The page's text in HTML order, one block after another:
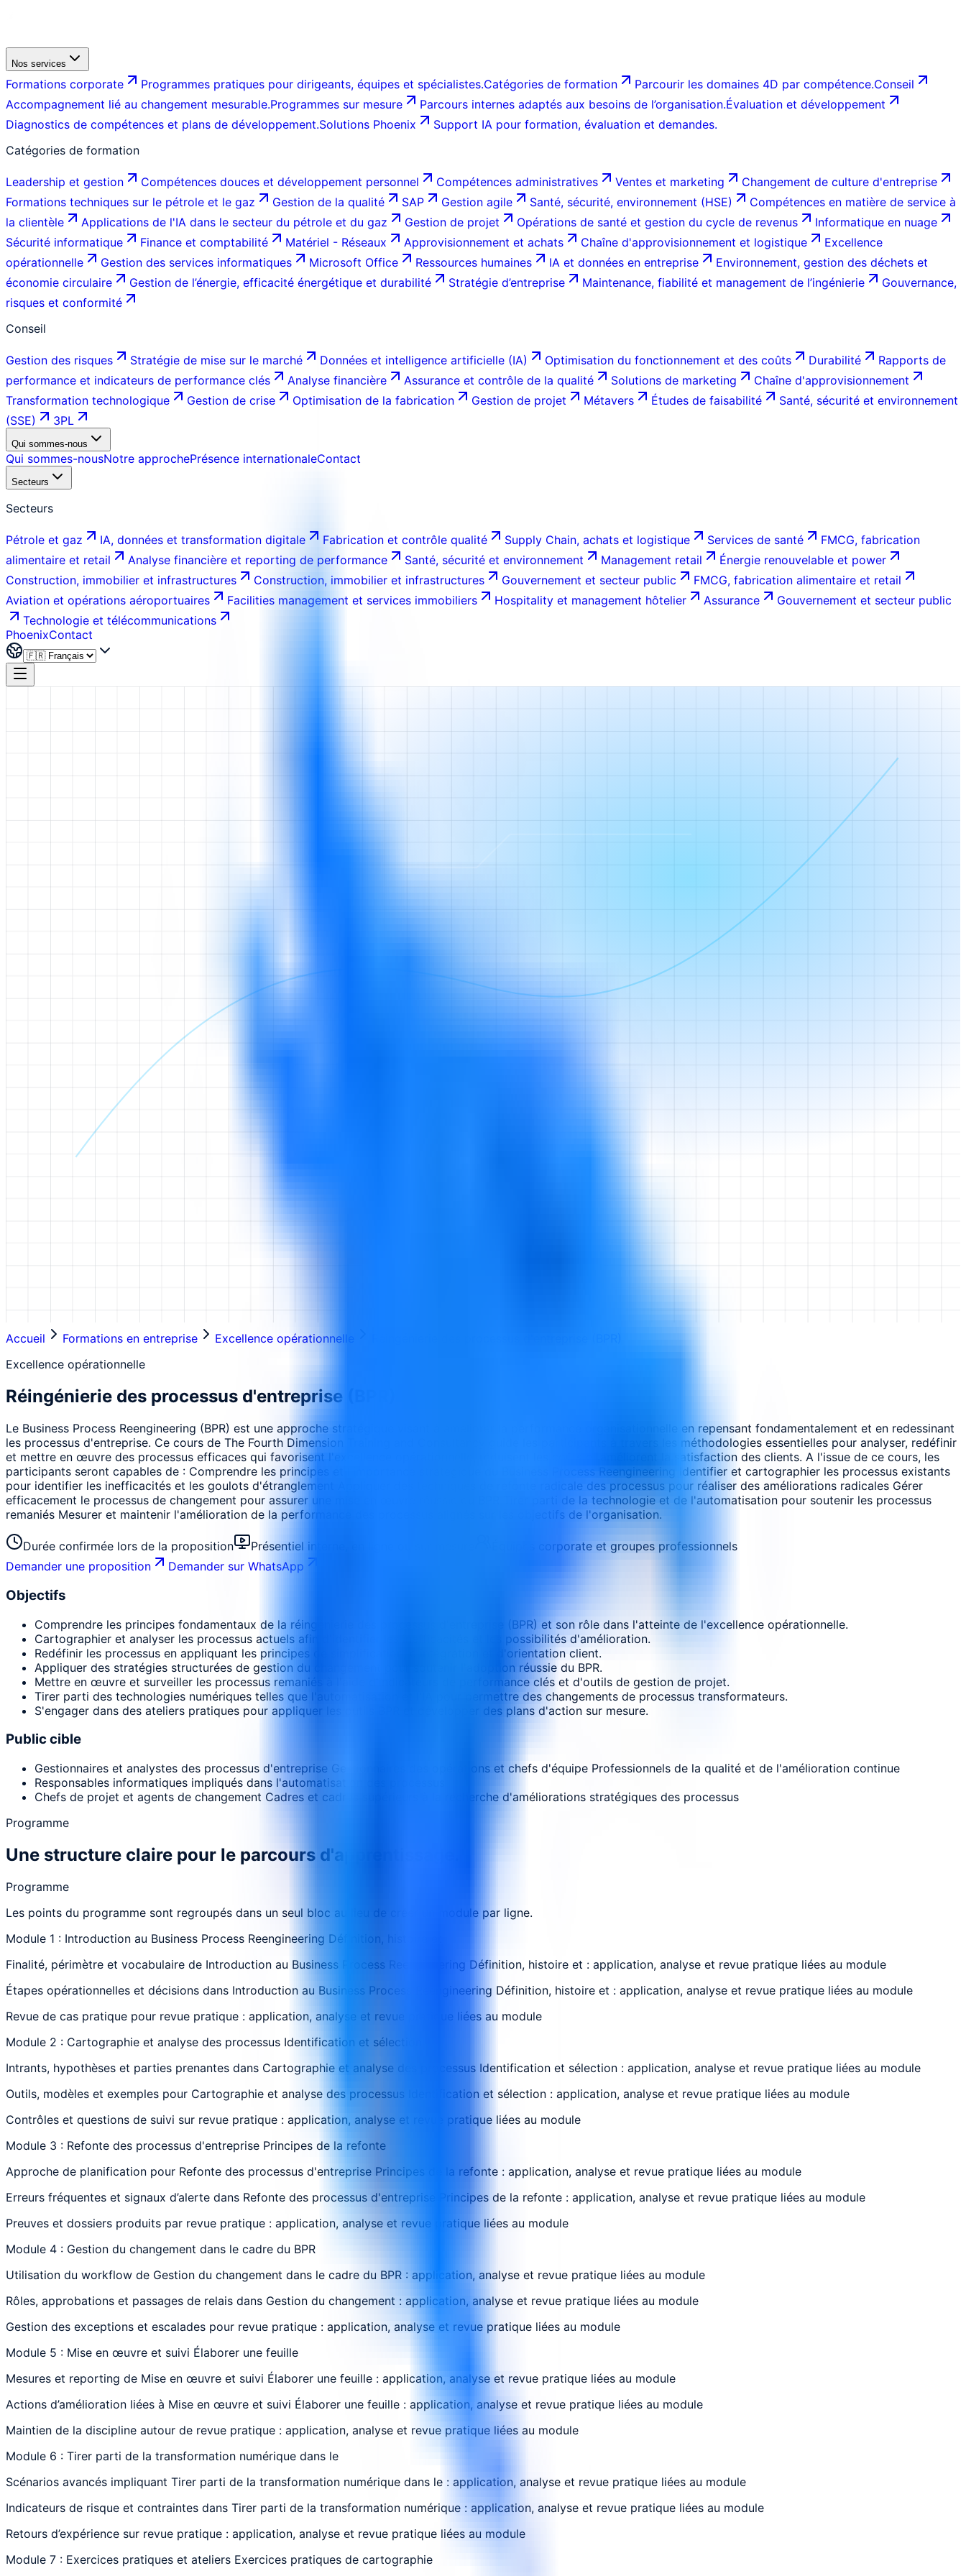
Nos services
Formations corporate Programmes pratiques pour dirigeants, équipes et spécialistes.Catégories de formation Parcourir les domaines 4D par compétence.Conseil
Accompagnement lié au changement mesurable.Programmes sur mesure Parcours internes adaptés aux besoins de l’organisation.Évaluation et développement
Diagnostics de compétences et plans de développement.Solutions Phoenix
Support IA pour formation, évaluation et demandes.
Catégories de formation
Leadership et gestion Compétences douces et développement personnel Compétences administratives Ventes et marketing
Changement de culture d'entreprise
Formations techniques sur le pétrole et le gaz
Gestion de la qualité SAP Gestion agile Santé, sécurité, environnement (HSE)
Compétences en matière de service à
la clientèle
Applications de l'IA dans le secteur du pétrole et du gaz Gestion de projet Opérations de santé et gestion du cycle de revenus
Informatique en nuage
Sécurité informatique
Finance et comptabilité Matériel - Réseaux Approvisionnement et achats Chaîne d'approvisionnement et logistique
Excellence
opérationnelle
Gestion des services informatiques Microsoft Office Ressources humaines IA et données en entreprise
Environnement, gestion des déchets et
économie circulaire
Gestion de l’énergie, efficacité énergétique et durabilité Stratégie d’entreprise Maintenance, fiabilité et management de l’ingénierie
Gouvernance,
risques et conformité
Conseil
Gestion des risques Stratégie de mise sur le marché Données et intelligence artificielle (IA) Optimisation du fonctionnement et des coûts Durabilité
Rapports de
performance et indicateurs de performance clés
Analyse financière Assurance et contrôle de la qualité Solutions de marketing
Chaîne d'approvisionnement
Transformation technologique
Gestion de crise Optimisation de la fabrication Gestion de projet Métavers Études de faisabilité
Santé, sécurité et environnement
(SSE)
3PL
Qui sommes-nous
Qui sommes-nousNotre approchePrésence internationaleContact
Secteurs
Secteurs
Pétrole et gaz IA, données et transformation digitale Fabrication et contrôle qualité Supply Chain, achats et logistique Services de santé
FMCG, fabrication
alimentaire et retail
Analyse financière et reporting de performance Santé, sécurité et environnement Management retail
Énergie renouvelable et power
Construction, immobilier et infrastructures
Construction, immobilier et infrastructures Gouvernement et secteur public
FMCG, fabrication alimentaire et retail
Aviation et opérations aéroportuaires
Facilities management et services immobiliers Hospitality et management hôtelier Assurance
Gouvernement et secteur public
Technologie et télécommunications
PhoenixContact
Accueil Formations en entreprise Excellence opérationnelle
Excellence opérationnelle
Réingénierie des processus d'entreprise (BPR)
Le Business Process Reengineering (BPR) est une approche stratégique visant à améliorer la performance organisationnelle en repensant fondamentalement et en redessinant
les processus d'entreprise. Ce cours de The Fourth Dimension Training and Consultancy guide les participants à travers les méthodologies essentielles pour analyser, redéfinir
et mettre en œuvre des processus efficaces qui favorisent l'excellence opérationnelle, réduisent les coûts et améliorent la satisfaction des clients. A l'issue de ce cours, les
participants seront capables de : Comprendre les principes et l'importance stratégique du Business Process Reengineering Identifier et cartographier les processus existants
pour identifier les inefficacités et les goulots d'étranglement Appliquer des techniques de refonte radicale des processus pour réaliser des améliorations radicales Gérer
efficacement le processus de changement pour assurer une mise en œuvre réussie du BPR Tirer parti de la technologie et de l'automatisation pour soutenir les processus
remaniés Mesurer et maintenir l'amélioration de la performance des processus alignés sur les objectifs de l'organisation.
Durée confirmée lors de la proposition Présentiel interne, en ligne ou sur mesure
Équipes corporate et groupes professionnels
Demander une proposition
Demander sur WhatsApp
Objectifs
Comprendre les principes fondamentaux de la réingénierie des processus d'entreprise (BPR) et son rôle dans l'atteinte de l'excellence opérationnelle.
Cartographier et analyser les processus actuels afin d'identifier les inefficacités et les possibilités d'amélioration.
Redéfinir les processus en appliquant les principes de simplification, d'intégration et d'orientation client.
Appliquer des stratégies structurées de gestion du changement pour soutenir l'adoption réussie du BPR.
Mettre en œuvre et surveiller les processus remaniés à l'aide d'indicateurs de performance clés et d'outils de gestion de projet.
Tirer parti des technologies numériques telles que l'automatisation et l'IA pour permettre des changements de processus transformateurs.
S'engager dans des ateliers pratiques pour appliquer les outils BPR et développer des plans d'action sur mesure.
Public cible
Gestionnaires et analystes des processus d'entreprise Gestionnaires des opérations et chefs d'équipe Professionnels de la qualité et de l'amélioration continue
Responsables informatiques impliqués dans l'automatisation des processus
Chefs de projet et agents de changement Cadres et cadres supérieurs à la recherche d'améliorations stratégiques des processus
Programme
Une structure claire pour le parcours d'apprentissage.
Programme
Les points du programme sont regroupés dans un seul bloc au lieu de créer un module par ligne.
Module 1 : Introduction au Business Process Reengineering Définition, histoire et
Finalité, périmètre et vocabulaire de Introduction au Business Process Reengineering Définition, histoire et : application, analyse et revue pratique liées au module
Étapes opérationnelles et décisions dans Introduction au Business Process Reengineering Définition, histoire et : application, analyse et revue pratique liées au module
Revue de cas pratique pour revue pratique : application, analyse et revue pratique liées au module
Module 2 : Cartographie et analyse des processus Identification et sélection
Intrants, hypothèses et parties prenantes dans Cartographie et analyse des processus Identification et sélection : application, analyse et revue pratique liées au module
Outils, modèles et exemples pour Cartographie et analyse des processus Identification et sélection : application, analyse et revue pratique liées au module
Contrôles et questions de suivi sur revue pratique : application, analyse et revue pratique liées au module
Module 3 : Refonte des processus d'entreprise Principes de la refonte
Approche de planification pour Refonte des processus d'entreprise Principes de la refonte : application, analyse et revue pratique liées au module
Erreurs fréquentes et signaux d’alerte dans Refonte des processus d'entreprise Principes de la refonte : application, analyse et revue pratique liées au module
Preuves et dossiers produits par revue pratique : application, analyse et revue pratique liées au module
Module 4 : Gestion du changement dans le cadre du BPR
Utilisation du workflow de Gestion du changement dans le cadre du BPR : application, analyse et revue pratique liées au module
Rôles, approbations et passages de relais dans Gestion du changement : application, analyse et revue pratique liées au module
Gestion des exceptions et escalades pour revue pratique : application, analyse et revue pratique liées au module
Module 5 : Mise en œuvre et suivi Élaborer une feuille
Mesures et reporting de Mise en œuvre et suivi Élaborer une feuille : application, analyse et revue pratique liées au module
Actions d’amélioration liées à Mise en œuvre et suivi Élaborer une feuille : application, analyse et revue pratique liées au module
Maintien de la discipline autour de revue pratique : application, analyse et revue pratique liées au module
Module 6 : Tirer parti de la transformation numérique dans le
Scénarios avancés impliquant Tirer parti de la transformation numérique dans le : application, analyse et revue pratique liées au module
Indicateurs de risque et contraintes dans Tirer parti de la transformation numérique : application, analyse et revue pratique liées au module
Retours d’expérience sur revue pratique : application, analyse et revue pratique liées au module
Module 7 : Exercices pratiques et ateliers Exercices pratiques de cartographie